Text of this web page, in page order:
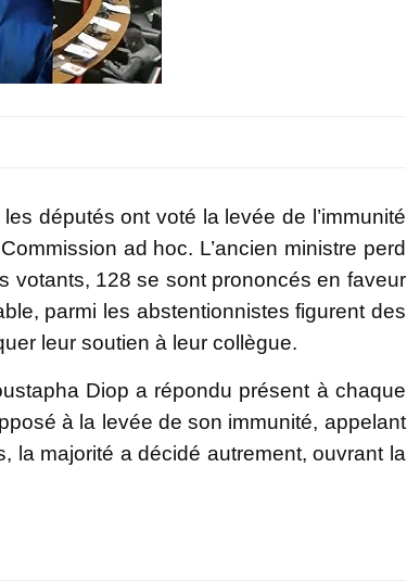
députés ont voté la levée de l’immunité
ad hoc. L’ancien ministre perd
votants, 128 se sont prononcés en faveur
parmi les abstentionnistes figurent des
leur soutien à leur collègue.
Diop a répondu présent à chaque
à la levée de son immunité, appelant
la majorité a décidé autrement, ouvrant la